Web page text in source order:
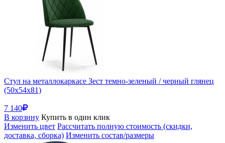
Стул на металлокаркасе Зест темно-зеленый / черный глянец
(50x54x81)
7 140
В корзину Купить в один клик
Изменить цвет Рассчитать полную стоимость (скидки,
доставка, сборка) Изменить состав/размеры